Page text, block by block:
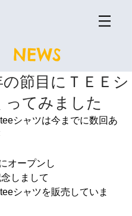
NEWS
の節目にＴＥＥシ
ってみました
シャツは今までに数回あ
オープンし
しまして
シャツを販売していま